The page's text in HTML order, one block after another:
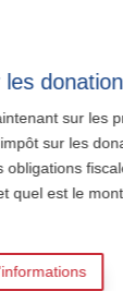
sur les
sur les
obligations
quel est le